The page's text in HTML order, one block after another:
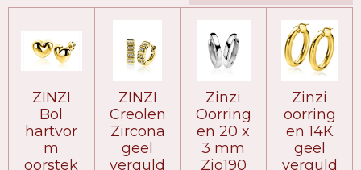
ZINZI
Bol
hartvor
m
oorstek
ZINZI
Creolen
Zircona
geel
verguld
Zinzi
Oorring
en 20 x
3 mm
Zio190
Zinzi
oorring
en 14K
geel
verguld